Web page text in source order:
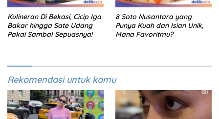
Kulineran Di Bekasi, Cicip Iga
Bakar hingga Sate Udang
Pakai Sambal Sepuasnya!
8 Soto Nusantara yang
Punya Kuah dan Isian Unik,
Mana Favoritmu?
Rekomendasi untuk kamu